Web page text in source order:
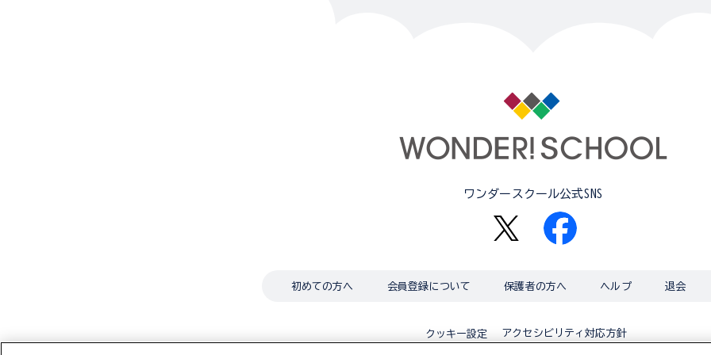
ワンダースクール公式SNS
初めての方へ 会員登録について 保護者の方へ ヘルプ 退会
クッキー設定 アクセシビリティ対応方針